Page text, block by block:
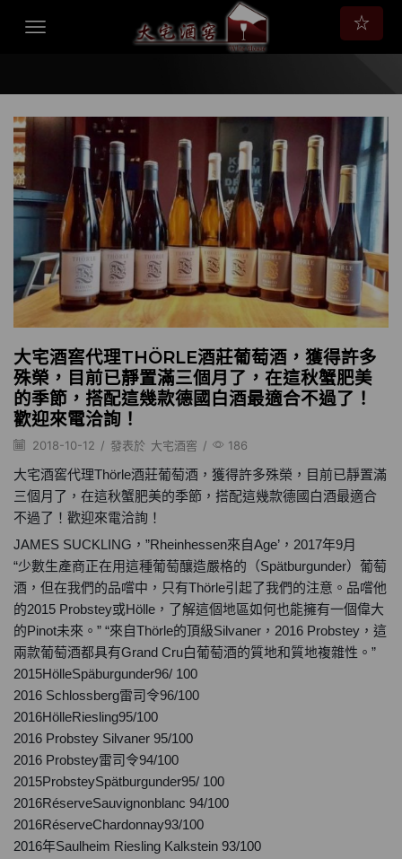
☆
大宅酒窖代理THÖRLE酒莊葡萄酒，獲得許多
殊榮，目前已靜置滿三個月了，在這秋蟹肥美
的季節，搭配這幾款德國白酒最適合不過了！
歡迎來電洽詢！
2018-10-12 / 發表於 大宅酒窖 / 186
大宅酒窖代理Thörle酒莊葡萄酒，獲得許多殊榮，目前已靜置滿
三個月了，在這秋蟹肥美的季節，搭配這幾款德國白酒最適合
不過了！歡迎來電洽詢！
JAMES SUCKLING，”Rheinhessen來自Age’，2017年9月
“少數生產商正在用這種葡萄釀造嚴格的（Spätburgunder）葡萄
酒，但在我們的品嚐中，只有Thörle引起了我們的注意。品嚐他
的2015 Probstey或Hölle，了解這個地區如何也能擁有一個偉大
的Pinot未來。” “來自Thörle的頂級Silvaner，2016 Probstey，這
兩款葡萄酒都具有Grand Cru白葡萄酒的質地和質地複雜性。”
2015HölleSpäburgunder96/ 100
2016 Schlossberg雷司令96/100
2016HölleRiesling95/100
2016 Probstey Silvaner 95/100
2016 Probstey雷司令94/100
2015ProbsteySpätburgunder95/ 100
2016RéserveSauvignonblanc 94/100
2016RéserveChardonnay93/100
2016年Saulheim Riesling Kalkstein 93/100